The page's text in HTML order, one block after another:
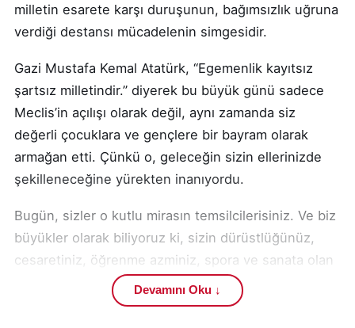
milletin esarete karşı duruşunun, bağımsızlık uğruna
verdiği destansı mücadelenin simgesidir.
Gazi Mustafa Kemal Atatürk, “Egemenlik kayıtsız
şartsız milletindir.” diyerek bu büyük günü sadece
Meclis’in açılışı olarak değil, aynı zamanda siz
değerli çocuklara ve gençlere bir bayram olarak
armağan etti. Çünkü o, geleceğin sizin ellerinizde
şekilleneceğine yürekten inanıyordu.
Bugün, sizler o kutlu mirasın temsilcilerisiniz. Ve biz
büyükler olarak biliyoruz ki, sizin dürüstlüğünüz,
cesaretiniz, öğrenme azminiz, spora ve sanata olan
ilginiz, bu ülkenin yarınlarını daha güçlü kılacaktır.
Devamını Oku ↓